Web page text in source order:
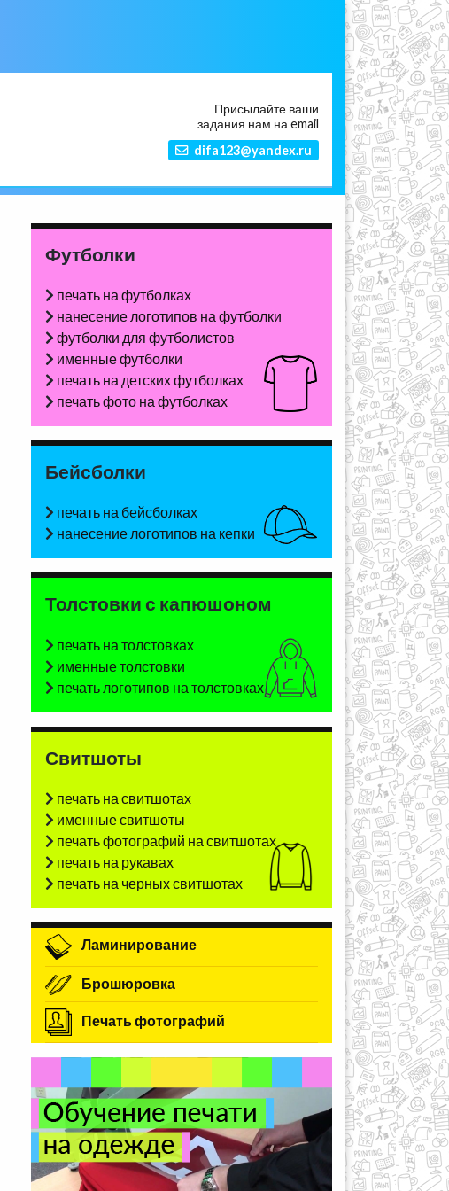
Присылайте ваши
задания нам на email
difa123@yandex.ru
Футболки
печать на футболках
нанесение логотипов на футболки
футболки для футболистов
именные футболки
печать на детских футболках
печать фото на футболках
Бейсболки
печать на бейсболках
нанесение логотипов на кепки
Толстовки с капюшоном
печать на толстовках
именные толстовки
печать логотипов на толстовках
Свитшоты
печать на свитшотах
именные свитшоты
печать фотографий на свитшотах
печать на рукавах
печать на черных свитшотах
Ламинирование
Брошюровка
Печать фотографий